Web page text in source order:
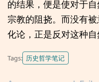
的结果，便是使对于
宗教的阻挠。而没有
化论，正是反对这种自
Tags: 历史哲学笔记